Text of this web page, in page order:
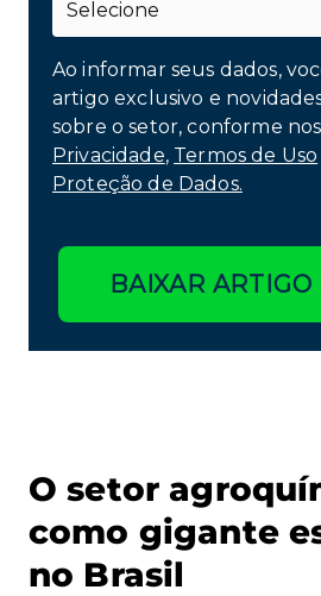
Ao informar seus dados,
artigo exclusivo e
sobre o setor, conforme
Privacidade, Termos de Uso
Proteção de Dados.
BAIXAR
O setor
como gigante
no Brasil